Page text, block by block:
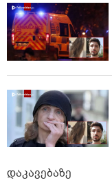
დაკავებაზე